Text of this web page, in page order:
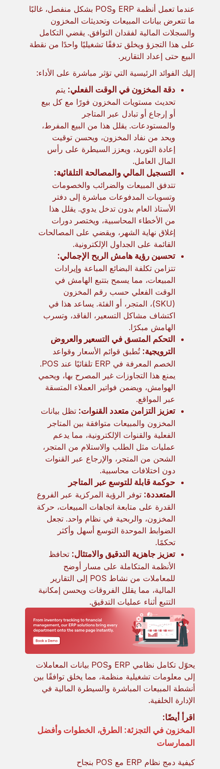
عندما تعمل أنظمة ERP وPOS بشكل منفصل، غالبًا
ما تتعرض بيانات المبيعات وتحديثات المخزون
والسجلات المالية لفقدان التوافق. يقضي التكامل
على هذا التجزؤ ويخلق تدفقًا تشغيليًا واحدًا من نقطة
البيع حتى إعداد التقارير.
إليك الفوائد الرئيسية التي تؤثر مباشرة على الأداء:
دقة المخزون في الوقت الفعلي: يتم
تحديث مستويات المخزون فورًا مع كل بيع
أو إرجاع أو تبادل عبر المتاجر
والمستودعات. يقلل هذا من البيع المفرط،
ويحد من نفاد المخزون، ويحسن توقيت
إعادة التوريد، ويعزز السيطرة على رأس
المال العامل.
التسجيل المالي والمصالحة التلقائية:
تتدفق المبيعات والضرائب والخصومات
وتسويات المدفوعات مباشرة إلى دفتر
الأستاذ العام بدون تدخل يدوي. يقلل هذا
من الأخطاء المحاسبية، ويختصر دورات
إغلاق نهاية الشهر، ويقضي على المصالحات
القائمة على الجداول الإلكترونية.
تحسين رؤية هامش الربح الإجمالي:
تتزامن تكلفة البضائع المباعة وإيرادات
المبيعات، مما يسمح بتتبع الهامش في
الوقت الفعلي حسب رقم المخزون
(SKU)، المتجر، أو الفئة. يساعد هذا في
اكتشاف مشاكل التسعير، الفاقد، وتسرب
الهامش مبكرًا.
التحكم المتسق في التسعير والعروض
الترويجية: تُطبق قوائم الأسعار وقواعد
الخصم المعرفة في ERP تلقائيًا عند POS.
يمنع هذا التجاوزات غير المصرح بها، ويحمي
الهوامش، ويضمن فواتير العملاء المتسقة
عبر المواقع.
تعزيز التزامن متعدد القنوات: تظل بيانات
المخزون والمبيعات متوافقة بين المتاجر
الفعلية والقنوات الإلكترونية، مما يدعم
عمليات مثل الطلب والاستلام من المتجر،
الشحن من المتجر، والإرجاع عبر القنوات
دون اختلافات محاسبية.
حوكمة قابلة للتوسع عبر المتاجر
المتعددة: توفر الرؤية المركزية عبر الفروع
القدرة على متابعة اتجاهات المبيعات، حركة
المخزون، والربحية في نظام واحد. تجعل
الضوابط الموحدة التوسع أسهل وأكثر
تحكمًا.
تعزيز جاهزية التدقيق والامتثال: تحافظ
الأنظمة المتكاملة على مسار أوضح
للمعاملات من نشاط POS إلى التقارير
المالية، مما يقلل الفروقات ويحسن إمكانية
التتبع أثناء عمليات التدقيق.
يحوّل تكامل نظامي ERP وPOS بيانات المعاملات
إلى معلومات تشغيلية منظمة، مما يخلق توافقًا بين
أنشطة المبيعات المباشرة والسيطرة المالية في
الإدارة الخلفية.
اقرأ أيضًا:
المخزون في التجزئة: الطرق، الخطوات وأفضل
الممارسات
كيفية دمج نظام ERP مع POS بنجاح